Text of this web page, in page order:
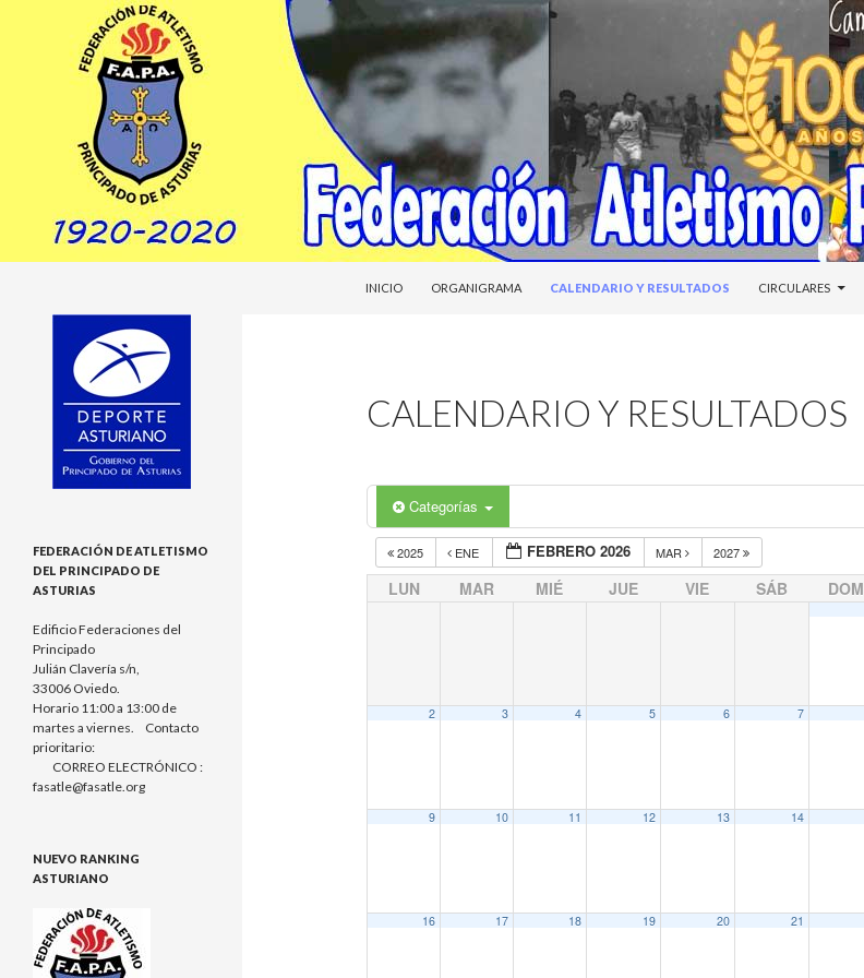
INICIO
ORGANIGRAMA CALENDARIO Y RESULTADOS CIRCULARES
CALENDARIO Y RESULTADOS
Categorías
2025 ENE FEBRERO 2026 MAR 2027
LUN MAR MIÉ JUE VIE SÁB DOM
2 3 4 5 6 7
9 10 11 12 13 14
16 17 18 19 20 21
FEDERACIÓN DE ATLETISMO
DEL PRINCIPADO DE
ASTURIAS
Edificio Federaciones del
Principado
Julián Clavería s/n,
33006 Oviedo.
Horario 11:00 a 13:00 de
martes a viernes. Contacto
prioritario:
CORREO ELECTRÓNICO :
fasatle@fasatle.org
NUEVO RANKING
ASTURIANO